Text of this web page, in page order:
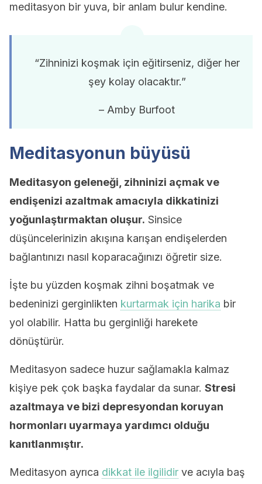
meditasyon bir yuva, bir anlam bulur kendine.
“Zihninizi koşmak için eğitirseniz, diğer her
şey kolay olacaktır.”
– Amby Burfoot
Meditasyonun büyüsü
Meditasyon geleneği, zihninizi açmak ve
endişenizi azaltmak amacıyla dikkatinizi
yoğunlaştırmaktan oluşur. Sinsice
düşüncelerinizin akışına karışan endişelerden
bağlantınızı nasıl koparacağınızı öğretir size.
İşte bu yüzden koşmak zihni boşatmak ve
bedeninizi gerginlikten kurtarmak için harika bir
yol olabilir. Hatta bu gerginliği harekete
dönüştürür.
Meditasyon sadece huzur sağlamakla kalmaz
kişiye pek çok başka faydalar da sunar. Stresi
azaltmaya ve bizi depresyondan koruyan
hormonları uyarmaya yardımcı olduğu
kanıtlanmıştır.
Meditasyon ayrıca dikkat ile ilgilidir ve acıyla baş